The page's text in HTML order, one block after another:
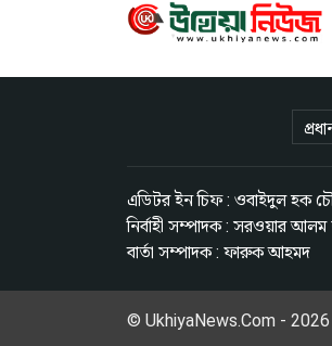
এডিটর ইন চিফ : ওবাইদুল হক
নির্বাহী সম্পাদক : সরওয়ার আলম
বার্তা সম্পাদক : ফারুক আহমদ
© UkhiyaNews.Com - 2026